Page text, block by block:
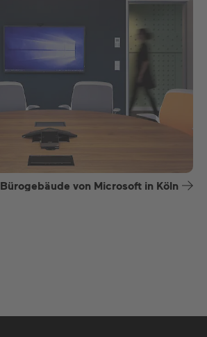
Bürogebäude von Microsoft in Köln